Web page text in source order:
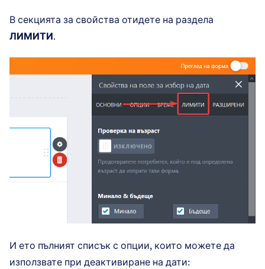
В секцията за свойства отидете на раздела
ЛИМИТИ.
И ето пълният списък с опции, които можете да
използвате при деактивиране на дати: